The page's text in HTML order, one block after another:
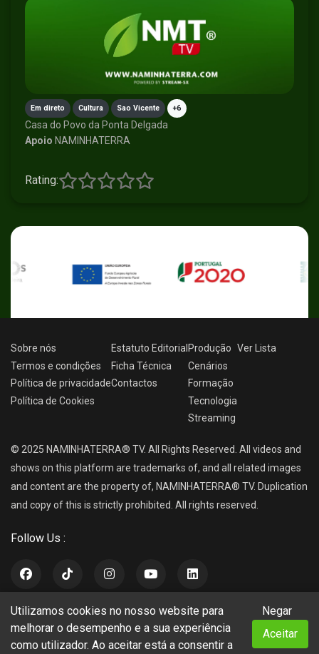
Em direto Cultura Sao Vicente +6
Casa do Povo da Ponta Delgada
Apoio NAMINHATERRA
Rating:
Utilizamos cookies no nosso website para
melhorar o desempenho e a sua experiência
como utilizador. Ao aceitar está a consentir a
Negar
Aceitar
Sobre nós
Termos e condições
Política de privacidade
Política de Cookies
Estatuto Editorial
Ficha Técnica
Contactos
Produção
Cenários
Formação
Tecnologia
Streaming
Ver Lista
© 2025 NAMINHATERRA® TV. All Rights Reserved. All videos and
shows on this platform are trademarks of, and all related images
and content are the property of, NAMINHATERRA® TV. Duplication
and copy of this is strictly prohibited. All rights reserved.
Follow Us :
NAMINHATERRA® TV